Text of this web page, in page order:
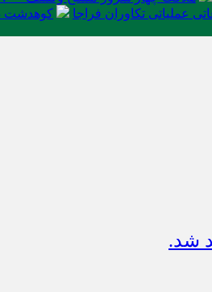
عملیاتی تکاوران فراجا کوهدشت